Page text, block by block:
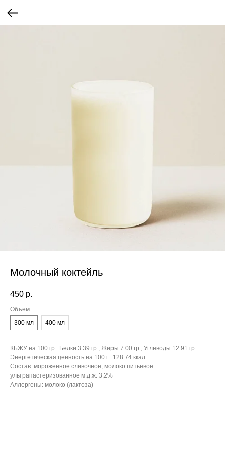
Молочный коктейль
450 р.
Объем
300 мл
400 мл
КБЖУ на 100 гр.: Белки 3.39 гр., Жиры 7.00 гр., Углеводы 12.91 гр.
Энергетическая ценность на 100 г.: 128.74 ккал
Состав: мороженное сливочное, молоко питьевое
ультрапастеризованное м.д.ж. 3,2%
Аллергены: молоко (лактоза)